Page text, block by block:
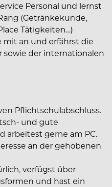
Personal und lernst
(Getränkekunde,
Tätigkeiten…)
mit an und erfährst die
sowie der internationalen
Pflichtschulabschluss.
und gute
arbeitest gerne am PC.
an der gehobenen
verfügst über
und hast ein